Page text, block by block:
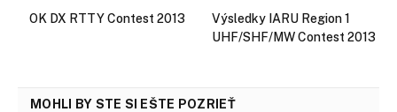
OK DX RTTY Contest 2013
Výsledky IARU Region 1
UHF/SHF/MW Contest 2013
MOHLI BY STE SI EŠTE POZRIEŤ